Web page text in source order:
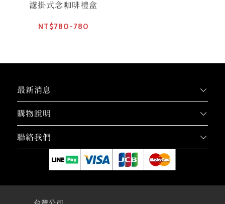
濾掛式念咖啡禮盒
NT$780-780
最新消息
購物說明
聯絡我們